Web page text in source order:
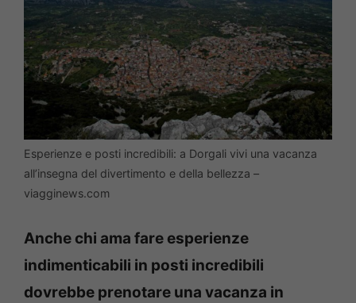
Esperienze e posti incredibili: a Dorgali vivi una vacanza
all’insegna del divertimento e della bellezza –
viagginews.com
Anche chi ama fare esperienze
indimenticabili in posti incredibili
dovrebbe prenotare una vacanza in